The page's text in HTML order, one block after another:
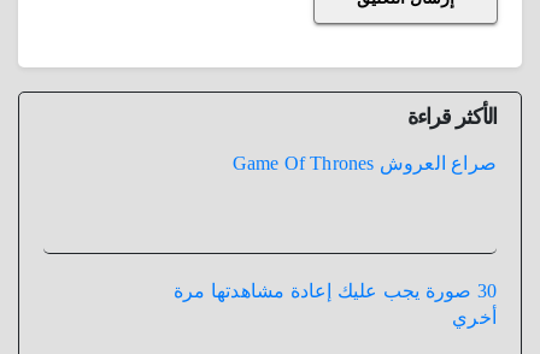
الأكثر قراءة
صراع العروش Game Of Thrones
30 صورة يجب عليك إعادة مشاهدتها مرة
أخري